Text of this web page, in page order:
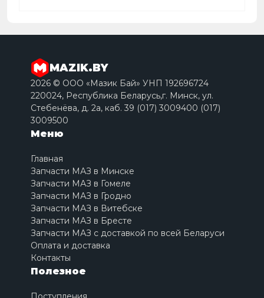
MAZIK.BY
2026 © ООО «Мазик Бай» УНП 192696724
220024, Республика Беларусь,г. Минск, ул.
Стебенёва, д. 2a, каб. 39 (017) 3009400 (017)
3009500
Меню
Главная
Запчасти МАЗ в Минске
Запчасти МАЗ в Гомеле
Запчасти МАЗ в Гродно
Запчасти МАЗ в Витебске
Запчасти МАЗ в Бресте
Запчасти МАЗ с доставкой по всей Беларуси
Оплата и доставка
Контакты
Полезное